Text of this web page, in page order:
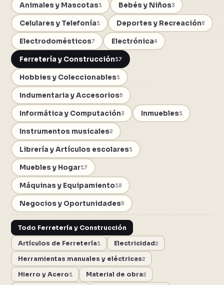
Animales y Mascotas1 Bebés y Niños3
Celulares y Telefonía1 Deportes y Recreación8
Electrodomésticos7 Electrónica4
Ferretería y Construcción17
Hobbies y Coleccionables1
Indumentaria y Accesorios5
Informática y Computación3 Inmuebles1
Instrumentos musicales2
Librería y Artículos escolares1
Muebles y Hogar17
Máquinas y Equipamiento18
Negocios y Oportunidades5
Todo Ferretería y Construcción
Artículos de Ferretería1 Electricidad2
Herramientas manuales y eléctricas2
Hierro y Acero1 Material de obra2